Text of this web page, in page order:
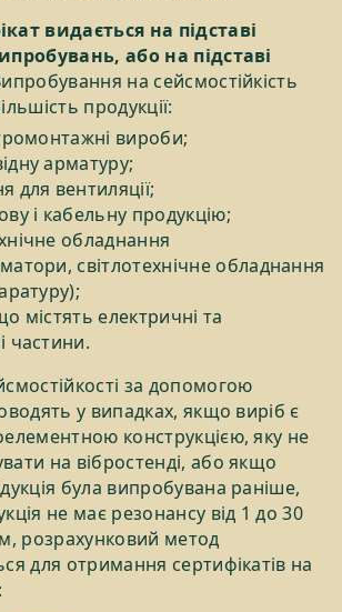
видається на підставі
або на підставі
на сейсмостійкість
продукції:
вироби;
арматуру;
для вентиляції;
і кабельну продукцію;
обладнання
світлотехнічне обладнання
містять електричні та
частини.
за допомогою
у випадках, якщо виріб є
конструкцією, яку не
на вібростенді, або якщо
була випробувана раніше,
не має резонансу від 1 до 30
розрахунковий метод
для отримання сертифікатів на